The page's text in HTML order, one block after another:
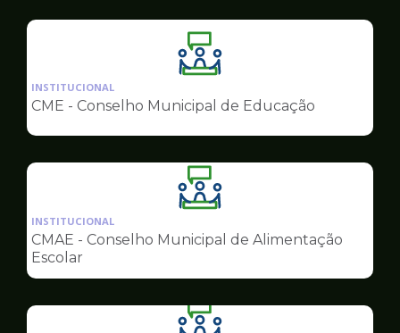
Ilustração
da
pagina
Conselhos
INSTITUCIONAL
CME - Conselho Municipal de Educação
Ilustração
da
pagina
Conselhos
INSTITUCIONAL
CMAE - Conselho Municipal de Alimentação
Escolar